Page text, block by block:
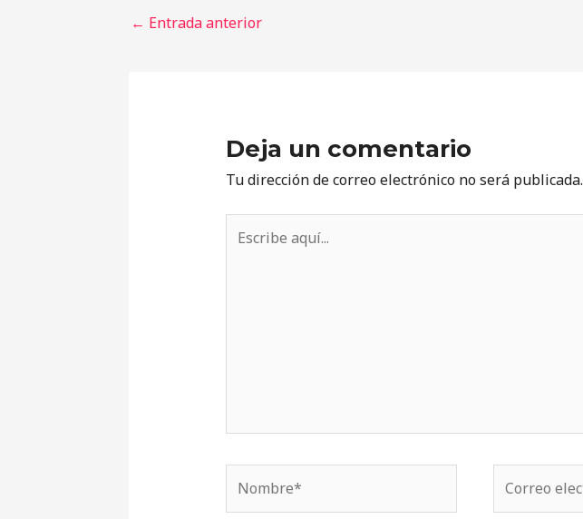
← Entrada anterior
Deja un comentario
Tu dirección de correo electrónico no será publicada.
aquí...
electrónico*